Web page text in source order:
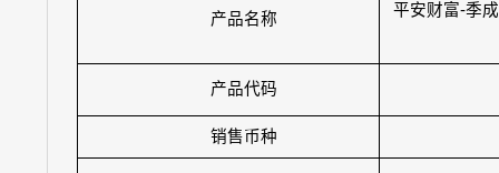
产品名称 平安财富-季
产品代码
销售币种